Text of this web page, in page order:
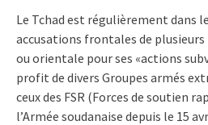
Le Tchad est régulièrement dans
accusations frontales de
ou orientale pour ses «actions
profit de divers Groupes armés
ceux des FSR (Forces de soutien
l’Armée soudanaise depuis le 15